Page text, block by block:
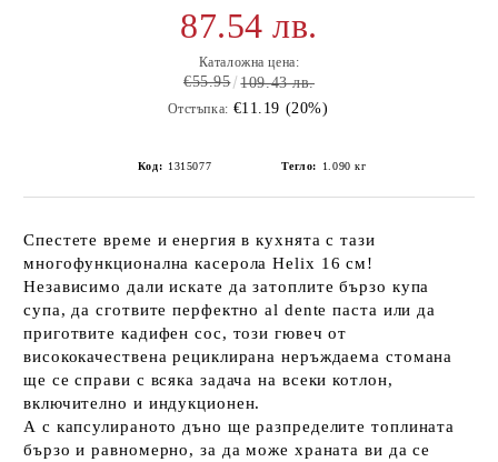
87.54 лв.
Каталожна цена:
€55.95 109.43 лв.
Отстъпка: €11.19 (20%)
Код: 1315077 Тегло: 1.090 кг
Спестете време и енергия в кухнята с тази
многофункционална касерола Helix 16 см!
Независимо дали искате да затоплите бързо купа
супа, да сготвите перфектно al dente паста или да
приготвите кадифен сос, този гювеч от
висококачествена рециклирана неръждаема стомана
ще се справи с всяка задача на всеки котлон,
включително и индукционен.
А с капсулираното дъно ще разпределите топлината
бързо и равномерно, за да може храната ви да се